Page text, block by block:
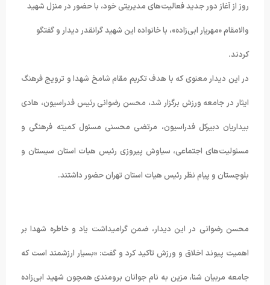
روز از آغاز دور جدید فعالیت‌های مدیریتی خود، با حضور در منزل شهید
والامقام «مهریار ابی‌زاده»، با خانواده این شهید گرانقدر دیدار و گفتگو
کردند.
در این دیدار معنوی که با هدف تکریم مقام شامخ شهدا و ترویج فرهنگ
ایثار در جامعه ورزش برگزار شد، محسن رضوانی رئیس فدراسیون، هادی
بیداریان دبیرکل فدراسیون، مرتضی محسنی مسئول کمیته فرهنگی و
مسئولیت‌های اجتماعی، سیاوش پیروزی رئیس هیات استان سیستان و
بلوچستان و پیام نظر رئیس هیات استان تهران حضور داشتند.
محسن رضوانی در این دیدار، ضمن گرامیداشت یاد و خاطره شهدا بر
اهمیت پیوند اخلاق و ورزش تاکید کرد و گفت: «بسیار ارزشمند است که
جامعه مربیان شنا، مزین به نام جوانان برومندی همچون شهید ابی‌زاده